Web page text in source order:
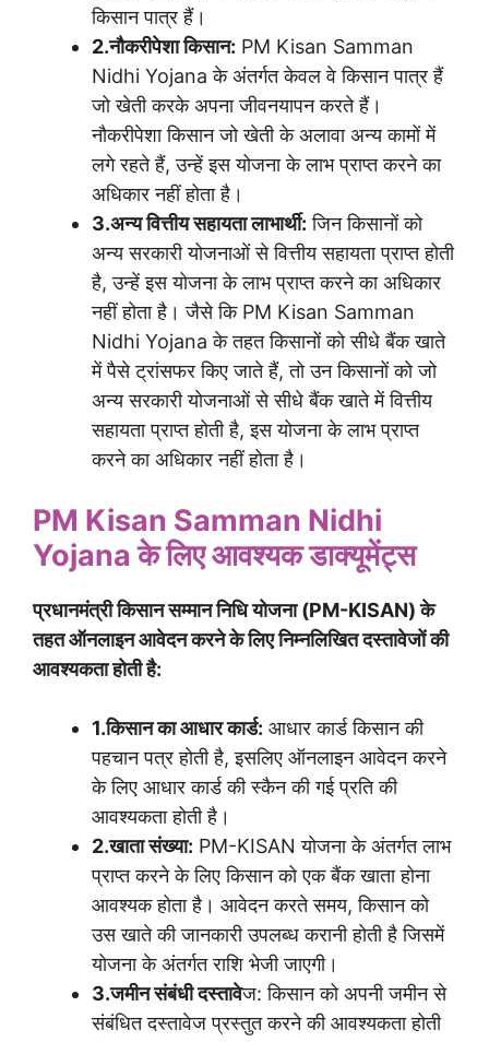
किसान पात्र हैं।
2.नौकरीपेशा किसान: PM Kisan Samman
Nidhi Yojana के अंतर्गत केवल वे किसान पात्र हैं
जो खेती करके अपना जीवनयापन करते हैं।
नौकरीपेशा किसान जो खेती के अलावा अन्य कामों में
लगे रहते हैं, उन्हें इस योजना के लाभ प्राप्त करने का
अधिकार नहीं होता है।
3.अन्य वित्तीय सहायता लाभार्थी: जिन किसानों को
अन्य सरकारी योजनाओं से वित्तीय सहायता प्राप्त होती
है, उन्हें इस योजना के लाभ प्राप्त करने का अधिकार
नहीं होता है। जैसे कि PM Kisan Samman
Nidhi Yojana के तहत किसानों को सीधे बैंक खाते
में पैसे ट्रांसफर किए जाते हैं, तो उन किसानों को जो
अन्य सरकारी योजनाओं से सीधे बैंक खाते में वित्तीय
सहायता प्राप्त होती है, इस योजना के लाभ प्राप्त
करने का अधिकार नहीं होता है।
PM Kisan Samman Nidhi
Yojana के लिए आवश्यक डाक्यूमेंट्स
प्रधानमंत्री किसान सम्मान निधि योजना (PM-KISAN) के
तहत ऑनलाइन आवेदन करने के लिए निम्नलिखित दस्तावेजों की
आवश्यकता होती है:
1.किसान का आधार कार्ड: आधार कार्ड किसान की
पहचान पत्र होती है, इसलिए ऑनलाइन आवेदन करने
के लिए आधार कार्ड की स्कैन की गई प्रति की
आवश्यकता होती है।
2.खाता संख्या: PM-KISAN योजना के अंतर्गत लाभ
प्राप्त करने के लिए किसान को एक बैंक खाता होना
आवश्यक होता है। आवेदन करते समय, किसान को
उस खाते की जानकारी उपलब्ध करानी होती है जिसमें
योजना के अंतर्गत राशि भेजी जाएगी।
3.जमीन संबंधी दस्तावेज: किसान को अपनी जमीन से
संबंधित दस्तावेज प्रस्तुत करने की आवश्यकता होती